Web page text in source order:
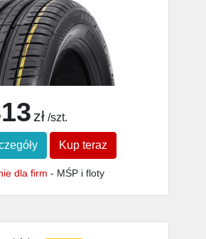
zł /szt.
Kup teraz
dla firm - MŚP i floty